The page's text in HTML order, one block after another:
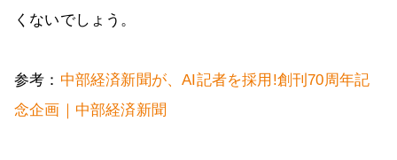
くないでしょう。
参考： 中部経済新聞が、AI記者を採用!創刊70周年記
念企画｜中部経済新聞